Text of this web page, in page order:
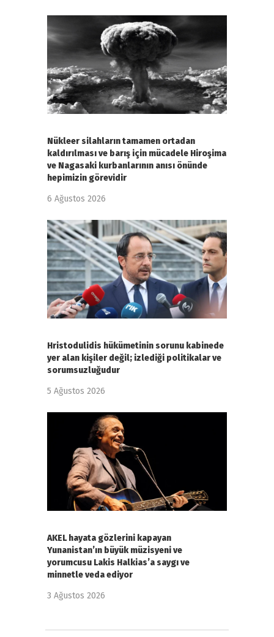
Nükleer silahların tamamen ortadan
kaldırılması ve barış için mücadele Hiroşima
ve Nagasaki kurbanlarının anısı önünde
hepimizin görevidir
6 Ağustos 2026
Hristodulidis hükümetinin sorunu kabinede
yer alan kişiler değil; izlediği politikalar ve
sorumsuzluğudur
5 Ağustos 2026
AKEL hayata gözlerini kapayan
Yunanistan’ın büyük müzisyeni ve
yorumcusu Lakis Halkias’a saygı ve
minnetle veda ediyor
3 Ağustos 2026